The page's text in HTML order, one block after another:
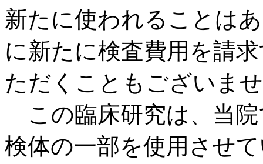
新たに使われることは
に新たに検査費用を請
ただくこともございま
この臨床研究は、当
検体の一部を使用させ